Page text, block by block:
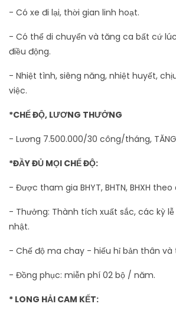
- Có xe đi lại, thời gian linh hoạt.
- Có thể di chuyển và tăng ca bất cứ
điều động.
- Nhiệt tình, siêng năng, nhiệt huyết,
việc.
*CHẾ ĐỘ, LƯƠNG THƯỞNG
- Lương 7.500.000/30 công/tháng, TĂNG
*ĐẦY ĐỦ MỌI CHẾ ĐỘ:
- Được tham gia BHYT, BHTN, BHXH
- Thưởng: Thành tích xuất sắc, các kỳ lễ
nhật.
- Chế độ ma chay - hiếu hỉ bản thân và
- Đồng phục: miễn phí 02 bộ / năm.
* LONG HẢI CAM KẾT: